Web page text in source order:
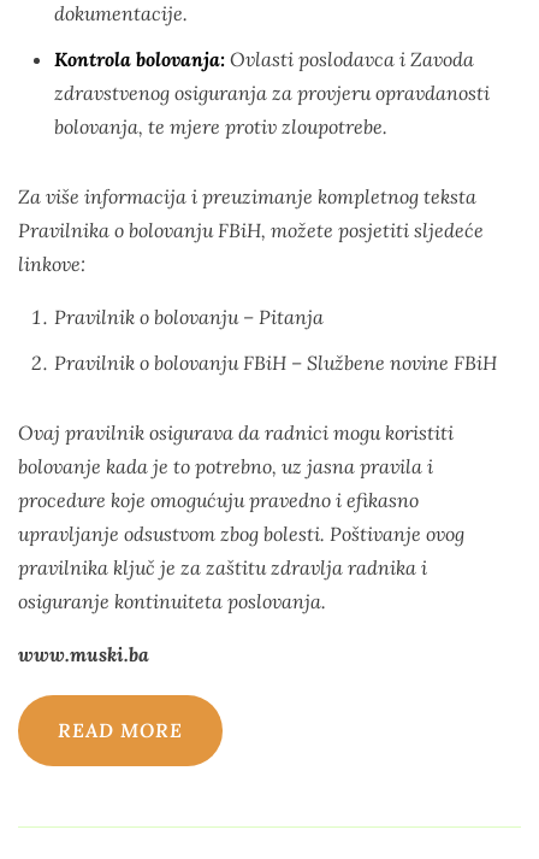
dokumentacije.
Kontrola bolovanja: Ovlasti poslodavca i Zavoda
zdravstvenog osiguranja za provjeru opravdanosti
bolovanja, te mjere protiv zloupotrebe.
Za više informacija i preuzimanje kompletnog teksta
Pravilnika o bolovanju FBiH, možete posjetiti sljedeće
linkove:
Pravilnik o bolovanju – Pitanja
Pravilnik o bolovanju FBiH – Službene novine FBiH
Ovaj pravilnik osigurava da radnici mogu koristiti
bolovanje kada je to potrebno, uz jasna pravila i
procedure koje omogućuju pravedno i efikasno
upravljanje odsustvom zbog bolesti. Poštivanje ovog
pravilnika ključ je za zaštitu zdravlja radnika i
osiguranje kontinuiteta poslovanja.
www.muski.ba
READ MORE